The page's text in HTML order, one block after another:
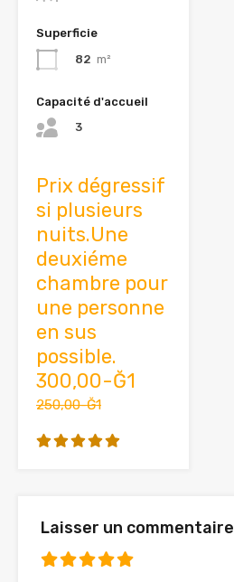
Superficie
82 m²
Capacité d'accueil
3
Prix dégressif
si plusieurs
nuits.Une
deuxiéme
chambre pour
une personne
en sus
possible.
300,00-Ğ1
250,00-Ğ1
Laisser un commentaire